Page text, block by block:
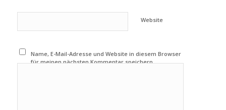
Website
Name, E-Mail-Adresse und Website in diesem Browser
für meinen nächsten Kommentar speichern.